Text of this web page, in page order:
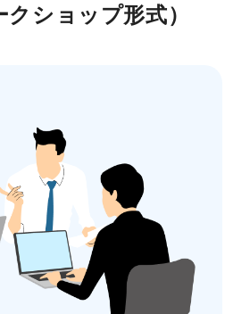
ショップ形式）